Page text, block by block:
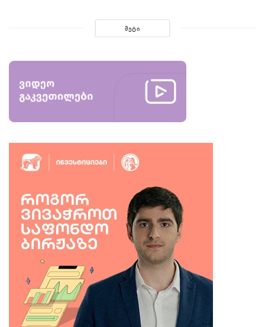
ᲛᲔᲢᲘ